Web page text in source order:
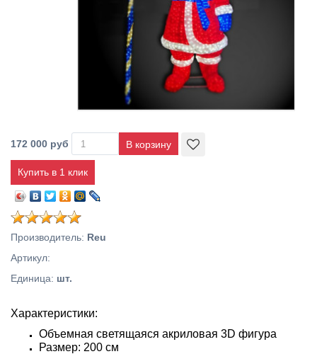
172 000 руб
Купить в 1 клик
Производитель: Reu
Артикул:
Единица: шт.
Характеристики:
Объемная светящаяся акриловая 3D фигура
Размер: 200 см